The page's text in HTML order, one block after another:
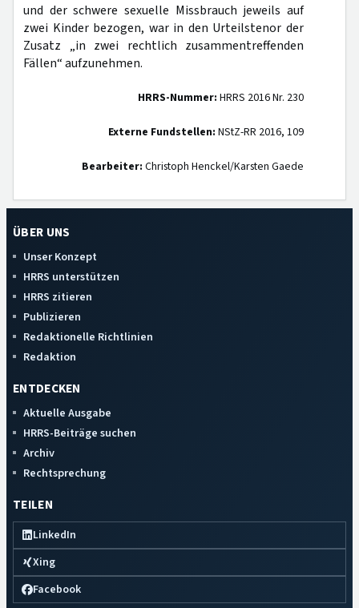
und der schwere sexuelle Missbrauch jeweils auf
zwei Kinder bezogen, war in den Urteilstenor der
Zusatz „in zwei rechtlich zusammentreffenden
Fällen“ aufzunehmen.
HRRS-Nummer: HRRS 2016 Nr. 230
Externe Fundstellen: NStZ-RR 2016, 109
Bearbeiter: Christoph Henckel/Karsten Gaede
ÜBER UNS
Unser Konzept
HRRS unterstützen
HRRS zitieren
Publizieren
Redaktionelle Richtlinien
Redaktion
ENTDECKEN
Aktuelle Ausgabe
HRRS-Beiträge suchen
Archiv
Rechtsprechung
TEILEN
LinkedIn
Xing
Facebook